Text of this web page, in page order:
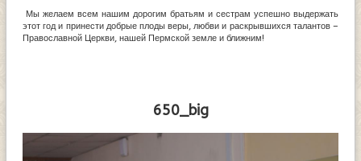
Мы желаем всем нашим дорогим братьям и сестрам успешно выдержать
этот год и принести добрые плоды веры, любви и раскрывшихся талантов –
Православной Церкви, нашей Пермской земле и ближним!
650_big